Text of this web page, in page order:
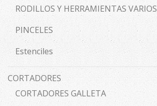
RODILLOS Y HERRAMIENTAS VARIOS
PINCELES
Estenciles
CORTADORES
CORTADORES GALLETA